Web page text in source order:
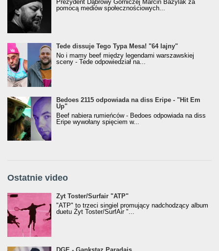
Prezydent Dąbrowy Górniczej Marcin Bazylak za
pomocą mediów społecznościowych...
Tede dissuje Tego Typa Mesa! "64 lajny"
No i mamy beef między legendami warszawskiej
sceny - Tede odpowiedział na...
Bedoes 2115 odpowiada na diss Eripe - "Hit Em
Up"
Beef nabiera rumieńców - Bedoes odpowiada na diss
Eripe wywołany spięciem w...
Ostatnie video
Żyt Toster/SurfAir - ATP VIDEO
Żyt Toster/Surfair "ATP"
"ATP" to trzeci singiel promujący nadchodzący album
duetu Żyt Toster/SurfAir "...